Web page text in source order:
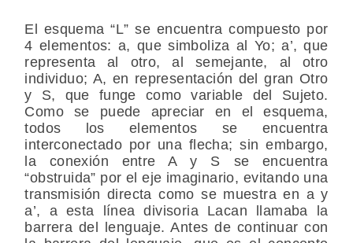
El esquema “L” se encuentra compuesto por
4 elementos: a, que simboliza al Yo; a’, que
representa al otro, al semejante, al otro
individuo; A, en representación del gran Otro
y S, que funge como variable del Sujeto.
Como se puede apreciar en el esquema,
todos los elementos se encuentra
interconectado por una flecha; sin embargo,
la conexión entre A y S se encuentra
“obstruida” por el eje imaginario, evitando una
transmisión directa como se muestra en a y
a’, a esta línea divisoria Lacan llamaba la
barrera del lenguaje. Antes de continuar con